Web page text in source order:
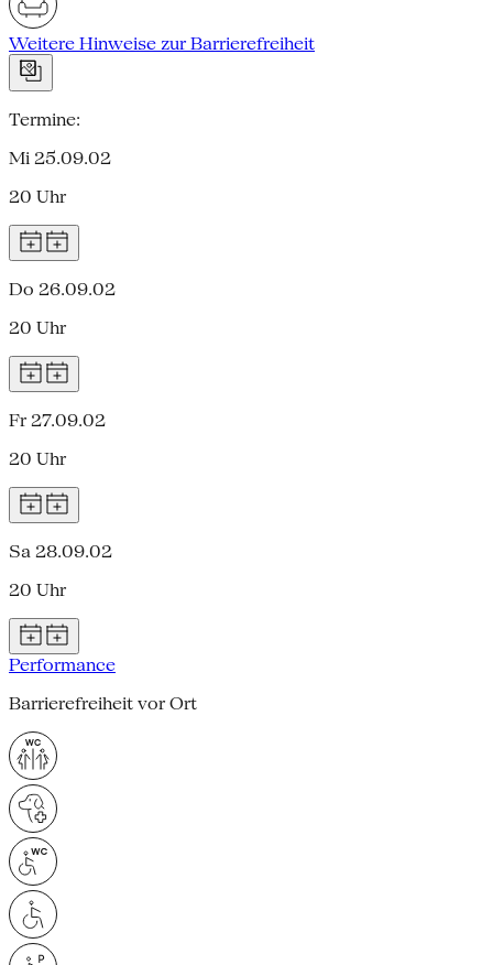
Weitere Hinweise zur Barrierefreiheit
Termine:
Mi 25.09.02
20 Uhr
Do 26.09.02
20 Uhr
Fr 27.09.02
20 Uhr
Sa 28.09.02
20 Uhr
Performance
Barrierefreiheit vor Ort